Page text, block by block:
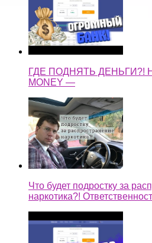
ГДЕ ПОДНЯТЬ ДЕНЬГИ?!
MONEY —
Что будет подростку за
наркотика?!